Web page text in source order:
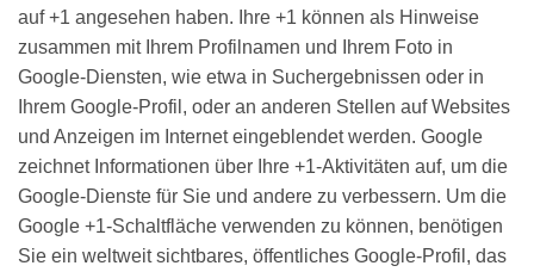
auf +1 angesehen haben. Ihre +1 können als Hinweise
zusammen mit Ihrem Profilnamen und Ihrem Foto in
Google-Diensten, wie etwa in Suchergebnissen oder in
Ihrem Google-Profil, oder an anderen Stellen auf Websites
und Anzeigen im Internet eingeblendet werden. Google
zeichnet Informationen über Ihre +1-Aktivitäten auf, um die
Google-Dienste für Sie und andere zu verbessern. Um die
Google +1-Schaltfläche verwenden zu können, benötigen
Sie ein weltweit sichtbares, öffentliches Google-Profil, das